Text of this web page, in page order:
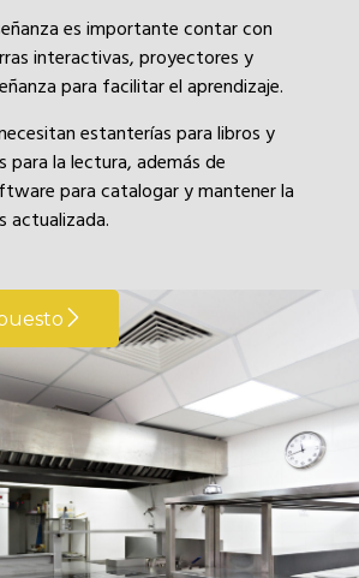
es importante contar con
interactivas, proyectores y
para facilitar el aprendizaje.
estanterías para libros y
para la lectura, además de
para catalogar y mantener la
actualizada.